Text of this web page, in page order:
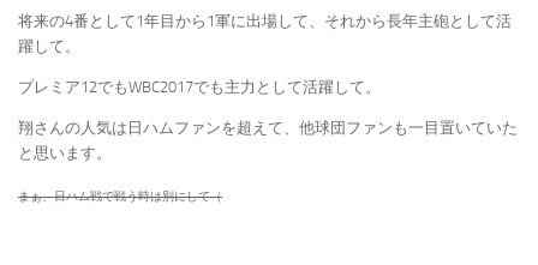
将来の4番として1年目から1軍に出場して、それから長年主砲として活
躍して。
プレミア12でもWBC2017でも主力として活躍して。
翔さんの人気は日ハムファンを超えて、他球団ファンも一目置いていた
と思います。
まぁ、日ハム戦で戦う時は別にして（